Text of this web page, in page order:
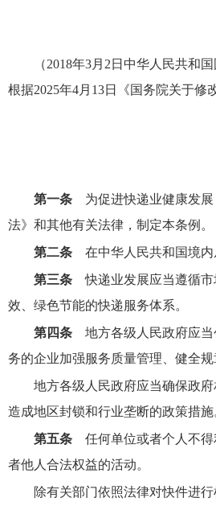
（2018年3月2日中华人民共
根据2025年4月13日《国务院关于
第一条为促进快递业健康发展
法》和其他有关法律，制定本条例。
第二条在中华人民共和国境内
第三条快递业发展应当遵循市
效、绿色节能的快递服务体系。
第四条地方各级人民政府应当
务的企业加强服务质量管理、健全
地方各级人民政府应当确保政
造成地区封锁和行业垄断的政策措施
第五条任何单位或者个人不得
者他人合法权益的活动。
除有关部门依照法律对快件进